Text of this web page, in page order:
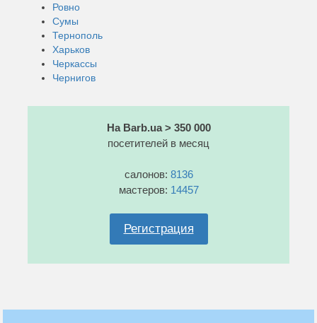
Ровно
Сумы
Тернополь
Харьков
Черкассы
Чернигов
На Barb.ua > 350 000
посетителей в месяц
салонов: 8136
мастеров: 14457
Регистрация